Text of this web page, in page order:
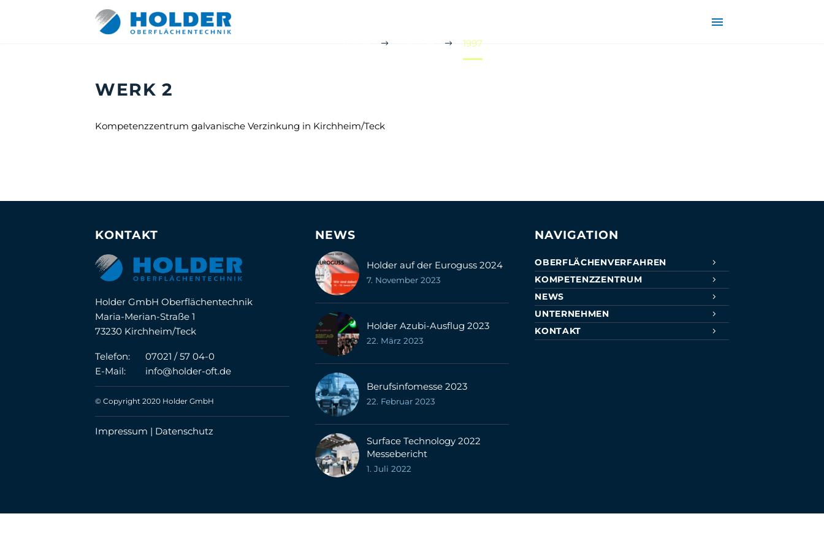
1997
WERK 2
Kompetenzzentrum galvanische Verzinkung in Kirchheim/Teck
KONTAKT
Holder GmbH Oberflächentechnik
Maria-Merian-Straße 1
73230 Kirchheim/Teck
Telefon:
07021 / 57 04-0
E-Mail:
info@holder-oft.de
© Copyright 2020 Holder GmbH
Impressum | Datenschutz
NEWS
Holder auf der Euroguss 2024
7. November 2023
Holder Azubi-Ausflug 2023
22. März 2023
Berufsinfomesse 2023
22. Februar 2023
Surface Technology 2022
Messebericht
1. Juli 2022
NAVIGATION
OBERFLÄCHENVERFAHREN
KOMPETENZZENTRUM
NEWS
UNTERNEHMEN
KONTAKT